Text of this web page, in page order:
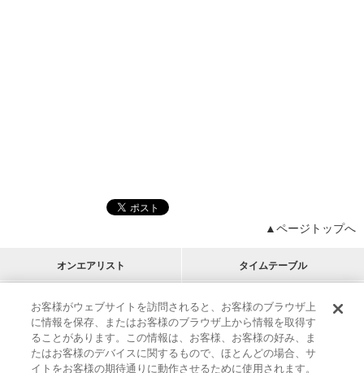
▲ページトップへ
オンエアリスト タイムテーブル
アーティストリスト
M-ON!
RECOMMEND
リクエスト
お客様がウェブサイトを訪問されると、お客様のブラウザ上
に情報を保存、またはお客様のブラウザ上から情報を取得す
ることがあります。この情報は、お客様、お客様の好み、ま
たはお客様のデバイスに関するもので、ほとんどの場合、サ
イトをお客様の期待通りに動作させるために使用されます。